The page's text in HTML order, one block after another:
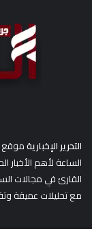
التحرير الإخباريةموقع
الساعة لأهم الأخبار
القارئ في مجالات
مع تحليلات عميقة